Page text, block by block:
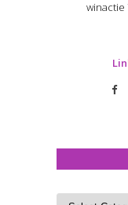
winactie